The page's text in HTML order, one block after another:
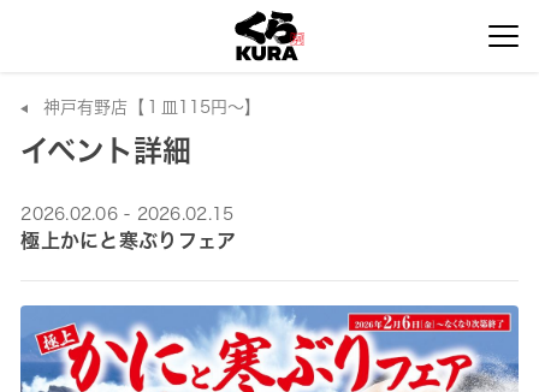
神戸有野店【１皿115円～】
イベント詳細
2026.02.06 - 2026.02.15
極上かにと寒ぶりフェア